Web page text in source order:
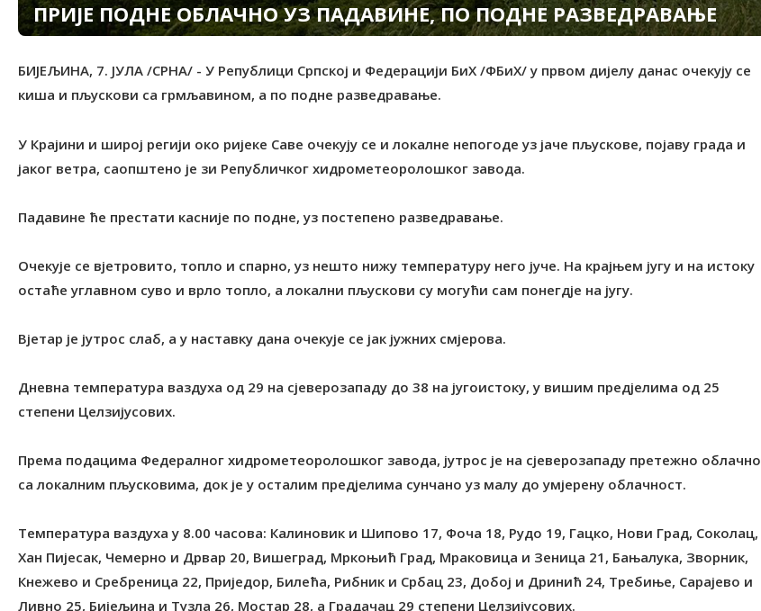
ПРИЈЕ ПОДНЕ ОБЛАЧНО УЗ ПАДАВИНЕ, ПО ПОДНЕ РАЗВЕДРАВАЊЕ
БИЈЕЉИНА, 7. ЈУЛА /СРНА/ - У Републици Српској и Федерацији БиХ /ФБиХ/ у првом дијелу данас очекују се
киша и пљускови са грмљавином, а по подне разведравање.
У Крајини и широј регији око ријеке Саве очекују се и локалне непогоде уз јаче пљускове, појаву града и
јаког ветра, саопштено је зи Републичког хидрометеоролошког завода.
Падавине ће престати касније по подне, уз постепено разведравање.
Очекује се вјетровито, топло и спарно, уз нешто нижу температуру него јуче. На крајњем југу и на истоку
остаће углавном суво и врло топло, а локални пљускови су могући сам понегдје на југу.
Вјетар је јутрос слаб, а у наставку дана очекује се јак јужних смјерова.
Дневна температура ваздуха од 29 на сјеверозападу до 38 на југоистоку, у вишим предјелима од 25
степени Целзијусових.
Према подацима Федералног хидрометеоролошког завода, јутрос је на сјеверозападу претежно облачно
са локалним пљусковима, док је у осталим предјелима сунчано уз малу до умјерену облачност.
Температура ваздуха у 8.00 часова: Калиновик и Шипово 17, Фоча 18, Рудо 19, Гацко, Нови Град, Соколац,
Хан Пијесак, Чемерно и Дрвар 20, Вишеград, Мркоњић Град, Мраковица и Зеница 21, Бањалука, Зворник,
Кнежево и Сребреница 22, Приједор, Билећа, Рибник и Србац 23, Добој и Дринић 24, Требиње, Сарајево и
Ливно 25, Бијељина и Тузла 26, Мостар 28, а Градачац 29 степени Целзијусових.